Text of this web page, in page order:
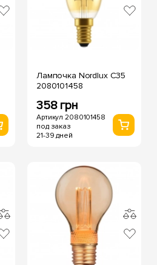
Лампочка Nordlux С35
2080101458
358 грн
Артикул 2080101458
под заказ
21-39 дней